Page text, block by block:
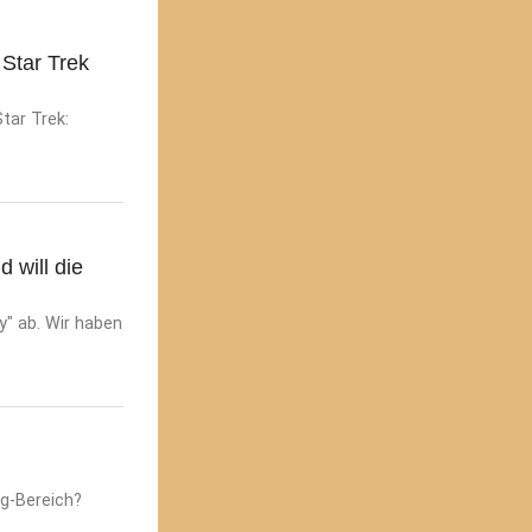
Trek
Trek:
will die
ab. Wir haben
Bereich?